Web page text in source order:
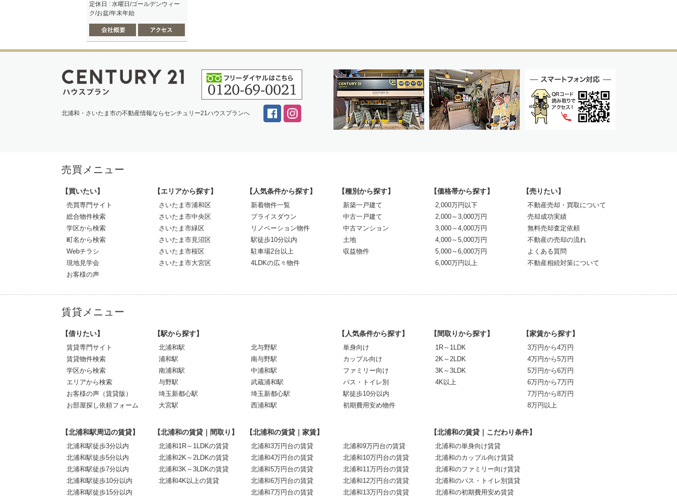
定休日 : 水曜日/ゴールデンウィー
ク/お盆/年末年始
北浦和・さいたま市の不動産情報ならセンチュリー21ハウスプランへ
売買メニュー
【買いたい】
売買専門サイト
総合物件検索
学区から検索
町名から検索
Webチラシ
現地見学会
お客様の声
【エリアから探す】
さいたま市浦和区
さいたま市中央区
さいたま市緑区
さいたま市見沼区
さいたま市桜区
さいたま市大宮区
【人気条件から探す】
新着物件一覧
プライスダウン
リノベーション物件
駅徒歩10分以内
駐車場2台以上
4LDKの広々物件
【種別から探す】
新築一戸建て
中古一戸建て
中古マンション
土地
収益物件
【価格帯から探す】
2,000万円以下
2,000～3,000万円
3,000～4,000万円
4,000～5,000万円
5,000～6,000万円
6,000万円以上
【売りたい】
不動産売却・買取について
売却成功実績
無料売却査定依頼
不動産の売却の流れ
よくある質問
不動産相続対策について
賃貸メニュー
【借りたい】
賃貸専門サイト
賃貸物件検索
学区から検索
エリアから検索
お客様の声（賃貸版）
お部屋探し依頼フォーム
【駅から探す】
北浦和駅
浦和駅
南浦和駅
与野駅
埼玉新都心駅
大宮駅
北与野駅
南与野駅
中浦和駅
武蔵浦和駅
埼玉新都心駅
西浦和駅
【人気条件から探す】
単身向け
カップル向け
ファミリー向け
バス・トイレ別
駅徒歩10分以内
初期費用安め物件
【間取りから探す】
1R～1LDK
2K～2LDK
3K～3LDK
4K以上
【家賃から探す】
3万円から4万円
4万円から5万円
5万円から6万円
6万円から7万円
7万円から8万円
8万円以上
【北浦和駅周辺の賃貸】
北浦和駅徒歩3分以内
北浦和駅徒歩5分以内
北浦和駅徒歩7分以内
北浦和駅徒歩10分以内
北浦和駅徒歩15分以内
【北浦和の賃貸｜間取り】
北浦和1R～1LDKの賃貸
北浦和2K～2LDKの賃貸
北浦和3K～3LDKの賃貸
北浦和4K以上の賃貸
【北浦和の賃貸｜家賃】
北浦和3万円台の賃貸
北浦和4万円台の賃貸
北浦和5万円台の賃貸
北浦和6万円台の賃貸
北浦和7万円台の賃貸
北浦和9万円台の賃貸
北浦和10万円台の賃貸
北浦和11万円台の賃貸
北浦和12万円台の賃貸
北浦和13万円台の賃貸
【北浦和の賃貸｜こだわり条件】
北浦和の単身向け賃貸
北浦和のカップル向け賃貸
北浦和のファミリー向け賃貸
北浦和のバス・トイレ別賃貸
北浦和の初期費用安め賃貸